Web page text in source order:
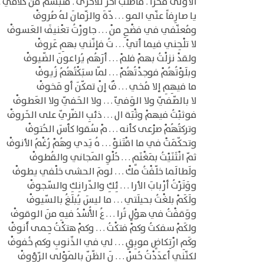
يا صارِفاً عنّي المو . . . دّةَ والزّمانَ لهُ صُروفْ
ومُعنّفي في فضْحِ منْ . . . جاورْتُ تعْنيفَ العَسوفْ
لا تلْحِني فيما أتيْ . . . تُ فإنّني بهمِ عَروفْ
ولقدْ نزلْتُ بهمْ فلمْ . . . أرَهُم يُراعونَ الضّيوفْ
وبلَوْتُهُمْ فوجدْتُهُمْ . . . لمّا سبَكْتُهُمُ زُيوفْ
ما فيهِمِ إلا مُخي . . . فٌ إنْ تمكّنَ أو مَخوفْ
لا بالصّفيّ ولا الوَفيّ . . . ولا الحَفيّ ولا العَطوفْ
فوثبْتُ فيهمْ وثْبَة ال . . . ذئبِ الضّريّ على الخَروفْ
وتركتُهُمْ صرْعى كأنه . . . مْ سُقوا كأسَ الحُتوفْ
وتحكّمَتْ في ما اقْتَنوْ . . . هُ يَدي وهُمْ رُغْمُ الأنوفْ
ثمّ انْثَنَيْتُ بمَغْنَمٍ . . . حُلْوِ المَجاني والقُطوفْ
ولَطالَما خلّفْتُ مكْ . . . لومَ الحشى خلْفي يطوفْ
ووَتَرْتُ أرْبابَ الأرا . . . ئِكِ والدّرانِكِ والسّجوفْ
ولَكَمْ بلغْتُ بحيلَتي . . . ما ليسَ يُبلَغُ بالسّيوفْ
ووَقفْتُ في هوْلٍ تُرا . . . عُ الأُسْدُ فيهِ منَ الوقوفْ
ولكَمْ سفكتُ وكمْ فتكْتُ . . . وكمْ هتكْتُ حِمى أَنوفْ
وكَمِ ارْتِكاضٍ موبِقٍ . . . لي في الذّنوبِ وكم خُفوفْ
لكنّني أعدَدْتُ حُسْ . . . نَ الظّنّ بالمَوْلى الرّؤوفْ